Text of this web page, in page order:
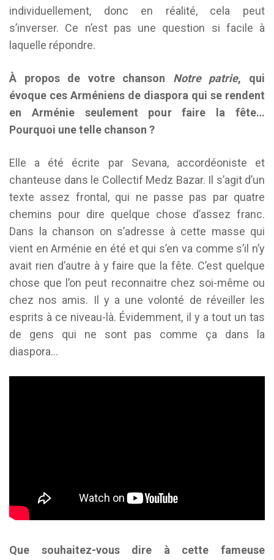
individuellement, donc en réalité, cela peut
s’inverser. Ce n’est pas une question si facile à
laquelle répondre.
À propos de votre chanson Notre patrie, qui
évoque ces Arméniens de diaspora qui se rendent
en Arménie seulement pour faire la fête…
Pourquoi une telle chanson ?
Elle a été écrite par Sevana, accordéoniste et
chanteuse dans le Collectif Medz Bazar. Il s’agit d’un
texte assez frontal, qui ne passe pas par quatre
chemins pour dire quelque chose d’assez franc.
Dans la chanson on s’adresse à cette masse qui
vient en Arménie en été et qui s’en va comme s’il n’y
avait rien d’autre à y faire que la fête. C’est quelque
chose que l’on peut reconnaitre chez soi-même ou
chez nos amis. Il y a une volonté de réveiller les
esprits à ce niveau-là. Évidemment, il y a tout un tas
de gens qui ne sont pas comme ça dans la
diaspora…
Que souhaitez-vous dire à cette fameuse